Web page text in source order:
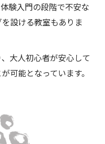
験入門の段階で不安な
設ける教室もありま
大人初心者が安心して
可能となっています。